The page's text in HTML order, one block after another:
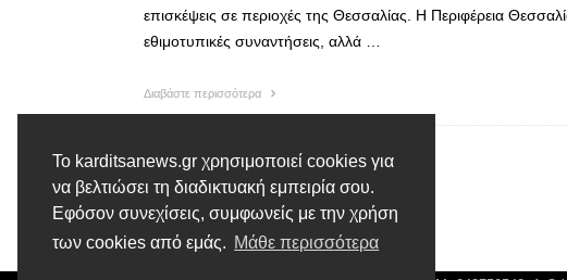
Το karditsanews.gr χρησιμοποιεί cookies για
να βελτιώσει τη διαδικτυακή εμπειρία σου.
Εφόσον συνεχίσεις, συμφωνείς με την χρήση
των cookies από εμάς. Μάθε περισσότερα
επισκέψεις σε περιοχές της Θεσσαλίας. Η Περιφέρεια
εθιμοτυπικές συναντήσεις, αλλά …
Διαβάστε περισσότερα